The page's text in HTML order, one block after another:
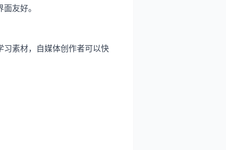
友好。
习素材，自媒体创作者可以快